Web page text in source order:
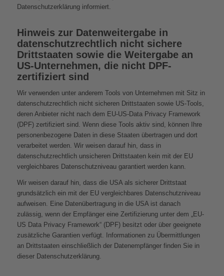
Datenschutzerklärung informiert.
Hinweis zur Datenweitergabe in
datenschutzrechtlich nicht sichere
Drittstaaten sowie die Weitergabe an
US-Unternehmen, die nicht DPF-
zertifiziert sind
Wir verwenden unter anderem Tools von Unternehmen mit Sitz in
datenschutzrechtlich nicht sicheren Drittstaaten sowie US-Tools,
deren Anbieter nicht nach dem EU-US-Data Privacy Framework
(DPF) zertifiziert sind. Wenn diese Tools aktiv sind, können Ihre
personenbezogene Daten in diese Staaten übertragen und dort
verarbeitet werden. Wir weisen darauf hin, dass in
datenschutzrechtlich unsicheren Drittstaaten kein mit der EU
vergleichbares Datenschutzniveau garantiert werden kann.
Wir weisen darauf hin, dass die USA als sicherer Drittstaat
grundsätzlich ein mit der EU vergleichbares Datenschutzniveau
aufweisen. Eine Datenübertragung in die USA ist danach
zulässig, wenn der Empfänger eine Zertifizierung unter dem „EU-
US Data Privacy Framework“ (DPF) besitzt oder über geeignete
zusätzliche Garantien verfügt. Informationen zu Übermittlungen
an Drittstaaten einschließlich der Datenempfänger finden Sie in
dieser Datenschutzerklärung.